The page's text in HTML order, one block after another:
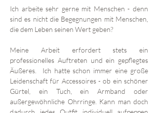
Ich arbeite sehr gerne mit Menschen - denn
sind es nicht die Begegnungen mit Menschen,
die dem Leben seinen Wert geben?
Meine Arbeit erfordert stets ein
professionelles Auftreten und ein gepflegtes
Äußeres. Ich hatte schon immer eine große
Leidenschaft für Accessoires - ob ein schöner
Gürtel, ein Tuch, ein Armband oder
außergewöhnliche Ohrringe. Kann man doch